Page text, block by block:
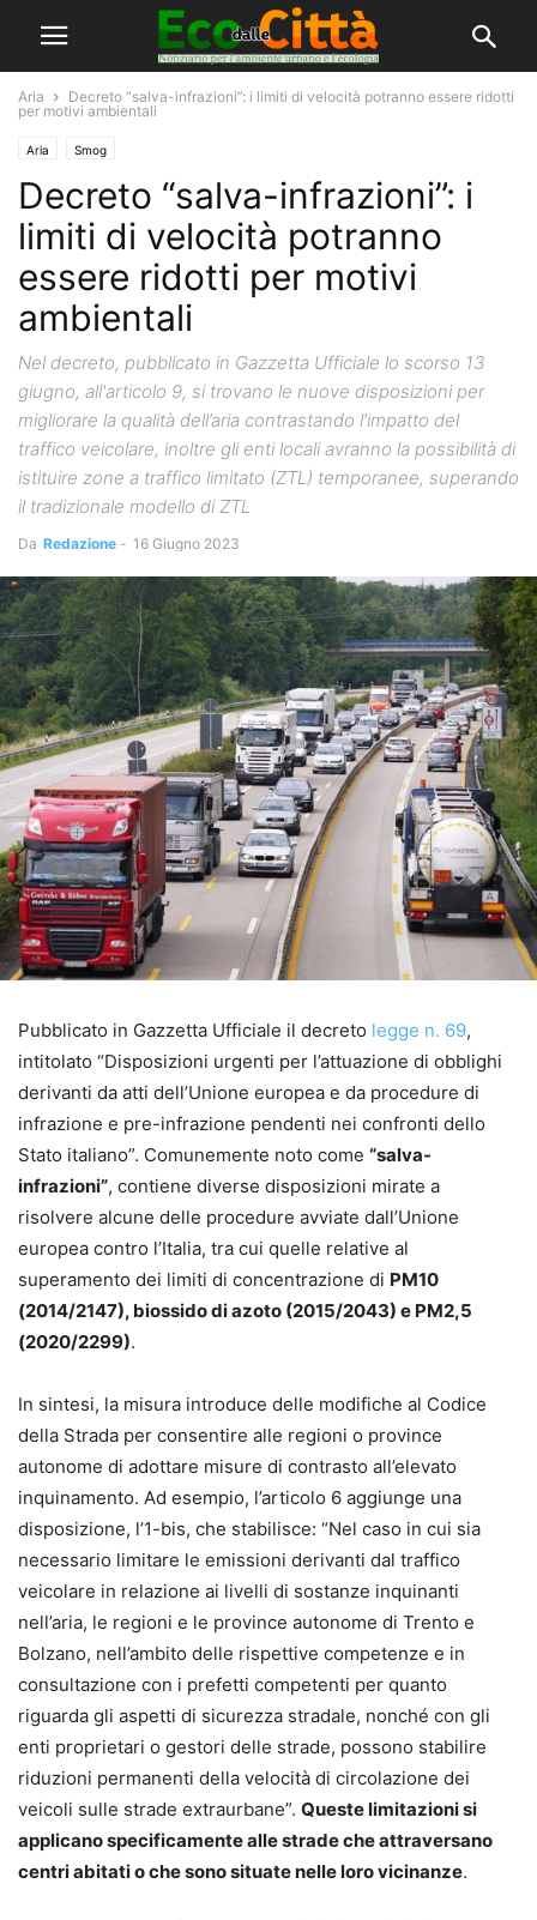
Aria
Decreto “salva-infrazioni”: i limiti di velocità potranno essere ridotti
per motivi ambientali
Aria Smog
Decreto “salva-infrazioni”: i
limiti di velocità potranno
essere ridotti per motivi
ambientali
Nel decreto, pubblicato in Gazzetta Ufficiale lo scorso 13
giugno, all'articolo 9, si trovano le nuove disposizioni per
migliorare la qualità dell’aria contrastando l’impatto del
traffico veicolare, inoltre gli enti locali avranno la possibilità di
istituire zone a traffico limitato (ZTL) temporanee, superando
il tradizionale modello di ZTL
Da Redazione - 16 Giugno 2023
Pubblicato in Gazzetta Ufficiale il decreto legge n. 69,
intitolato “Disposizioni urgenti per l’attuazione di obblighi
derivanti da atti dell’Unione europea e da procedure di
infrazione e pre-infrazione pendenti nei confronti dello
Stato italiano”. Comunemente noto come “salva-
infrazioni”, contiene diverse disposizioni mirate a
risolvere alcune delle procedure avviate dall’Unione
europea contro l’Italia, tra cui quelle relative al
superamento dei limiti di concentrazione di PM10
(2014/2147), biossido di azoto (2015/2043) e PM2,5
(2020/2299).
In sintesi, la misura introduce delle modifiche al Codice
della Strada per consentire alle regioni o province
autonome di adottare misure di contrasto all’elevato
inquinamento. Ad esempio, l’articolo 6 aggiunge una
disposizione, l’1-bis, che stabilisce: “Nel caso in cui sia
necessario limitare le emissioni derivanti dal traffico
veicolare in relazione ai livelli di sostanze inquinanti
nell’aria, le regioni e le province autonome di Trento e
Bolzano, nell’ambito delle rispettive competenze e in
consultazione con i prefetti competenti per quanto
riguarda gli aspetti di sicurezza stradale, nonché con gli
enti proprietari o gestori delle strade, possono stabilire
riduzioni permanenti della velocità di circolazione dei
veicoli sulle strade extraurbane”. Queste limitazioni si
applicano specificamente alle strade che attraversano
centri abitati o che sono situate nelle loro vicinanze.